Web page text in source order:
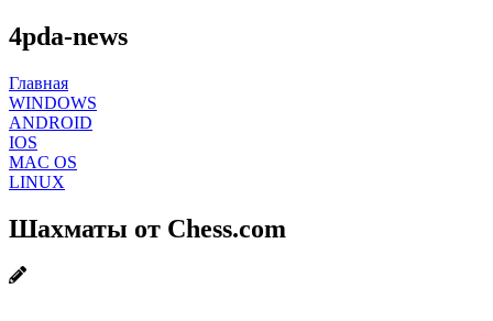
4pda-news
Главная
WINDOWS
ANDROID
IOS
MAC OS
LINUX
Шахматы от Chess.com